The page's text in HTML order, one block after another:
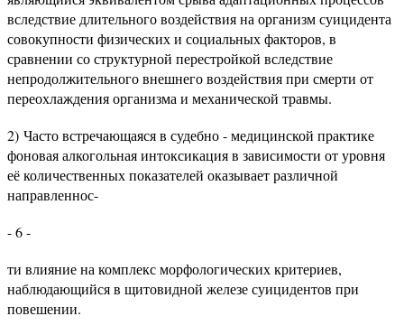
вследствие длительного воздействия на организм суицидента
совокупности физических и социальных факторов, в
сравнении со структурной перестройкой вследствие
непродолжительного внешнего воздействия при смерти от
переохлаждения организма и механической травмы.
2) Часто встречающаяся в судебно - медицинской практике
фоновая алкогольная интоксикация в зависимости от уровня
её количественных показателей оказывает различной
направленнос-
- 6 -
ти влияние на комплекс морфологических критериев,
наблюдающийся в щитовидной железе суицидентов при
повешении.